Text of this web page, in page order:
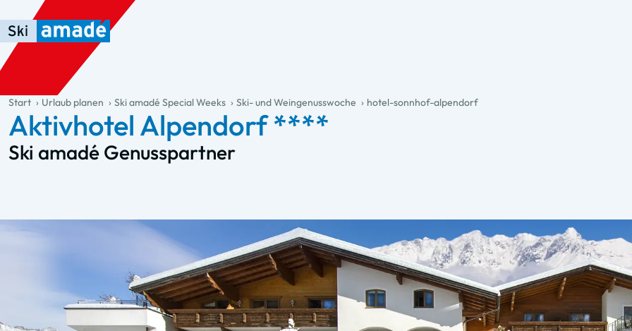
Zum Haupt-Inhalt springen
Springe zur Tabelle
Zur Haupt-Navigation springen
general.table-of-content
Start Urlaub planen Ski amadé Special Weeks Ski- und Weingenusswoche hotel-sonnhof-alpendorf
Aktivhotel Alpendorf ****
Ski amadé Genusspartner